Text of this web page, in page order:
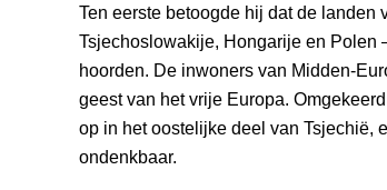
Ten eerste betoogde hij dat de landen
Tsjechoslowakije, Hongarije en Polen
hoorden. De inwoners van Midden-
geest van het vrije Europa.
op in het oostelijke deel van Tsjechië,
ondenkbaar.